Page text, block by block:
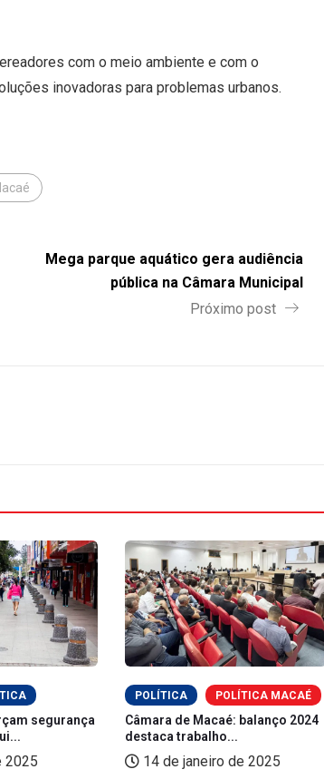
com o meio ambiente e com o
inovadoras para problemas urbanos.
Mega parque aquático gera audiência
pública na Câmara Municipal
Próximo post
segurança
2025
POLÍTICA POLÍTICA MACAÉ
Câmara de Macaé: balanço 2024
destaca trabalho...
14 de janeiro de 2025